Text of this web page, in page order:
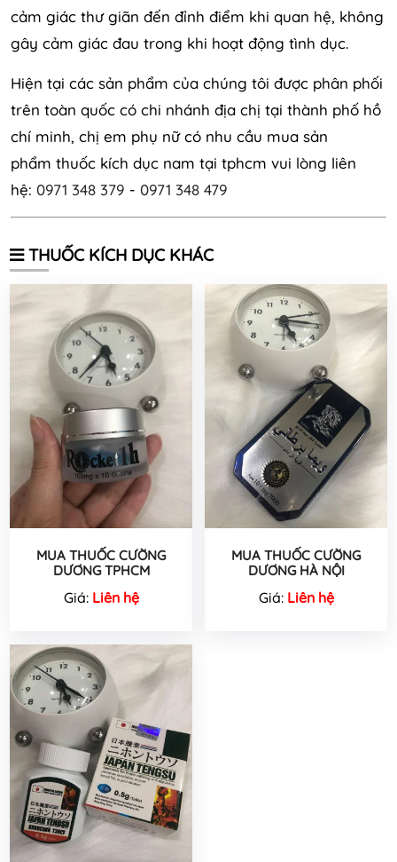
cảm giác thư giãn đến đỉnh điểm khi quan hệ, không
gây cảm giác đau trong khi hoạt động tình dục.
Hiện tại các sản phẩm của chúng tôi được phân phối
trên toàn quốc có chi nhánh địa chị tại thành phố hồ
chí minh, chị em phụ nữ có nhu cầu mua sản
phẩm thuốc kích dục nam tại tphcm vui lòng liên
hệ: 0971 348 379 - 0971 348 479
THUỐC KÍCH DỤC KHÁC
MUA THUỐC CƯỜNG
DƯƠNG TPHCM
Giá: Liên hệ
MUA THUỐC CƯỜNG
DƯƠNG HÀ NỘI
Giá: Liên hệ